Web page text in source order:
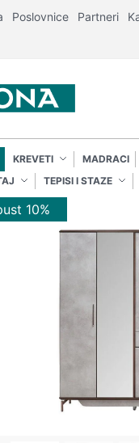
Poslovnice Partneri
KREVETI MADRACI
TEPISI I STAZE
10%